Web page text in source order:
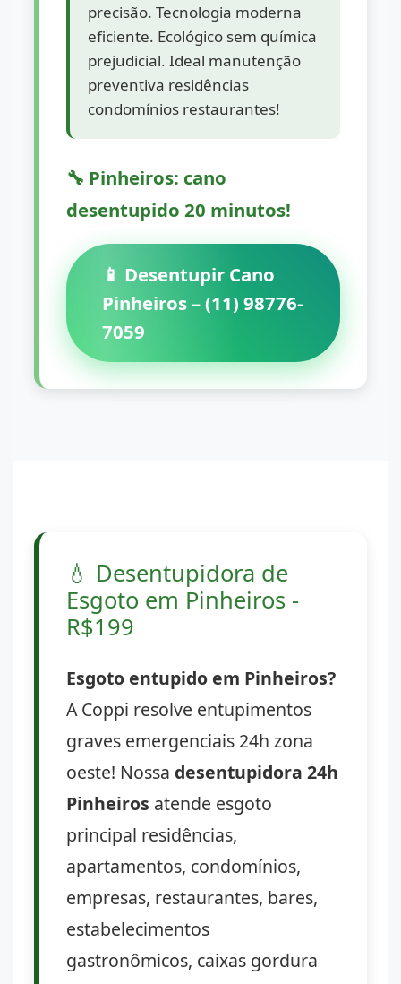
precisão. Tecnologia moderna
eficiente. Ecológico sem química
prejudicial. Ideal manutenção
preventiva residências
condomínios restaurantes!
🔧 Pinheiros: cano
desentupido 20 minutos!
📱 Desentupir Cano
Pinheiros – (11) 98776-
7059
💧 Desentupidora de
Esgoto em Pinheiros -
R$199
Esgoto entupido em Pinheiros?
A Coppi resolve entupimentos
graves emergenciais 24h zona
oeste! Nossa desentupidora 24h
Pinheiros atende esgoto
principal residências,
apartamentos, condomínios,
empresas, restaurantes, bares,
estabelecimentos
gastronômicos, caixas gordura